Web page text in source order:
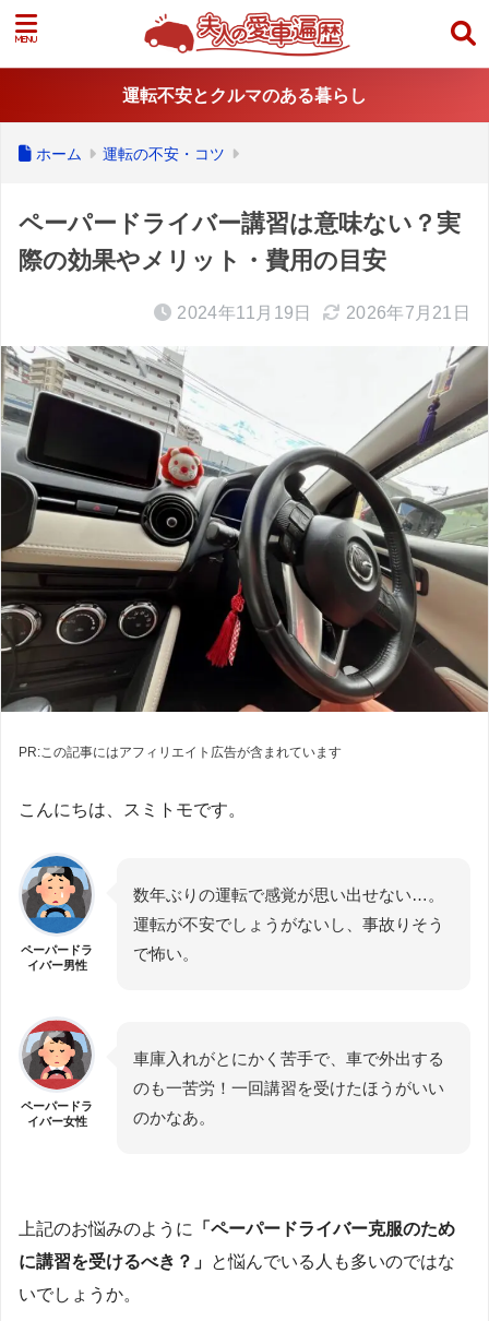
運転不安とクルマのある暮らし
ホーム 運転の不安・コツ
ペーパードライバー講習は意味ない？実
際の効果やメリット・費用の目安
2024年11月19日 2026年7月21日
PR:この記事にはアフィリエイト広告が含まれています
こんにちは、スミトモです。
ペーパードラ
イバー男性
数年ぶりの運転で感覚が思い出せない…。
運転が不安でしょうがないし、事故りそう
で怖い。
ペーパードラ
イバー女性
車庫入れがとにかく苦手で、車で外出する
のも一苦労！一回講習を受けたほうがいい
のかなあ。
上記のお悩みのように
「ペーパードライバー克服のため
に講習を受けるべき？」 と悩んでいる人も多いのではな
いでしょうか。